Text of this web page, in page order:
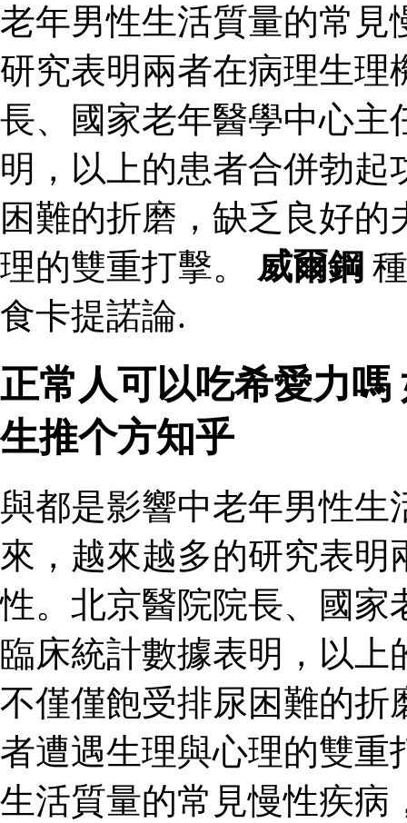
老年男性生活質量的常見
研究表明兩者在病理生理
長、國家老年醫學中心主
明，以上的患者合併勃
困難的折磨，缺乏良好
理的雙重打擊。 威爾鋼
食卡提諾論.
正常人可以吃希愛力
生推个方知乎
與都是影響中老年男性生
來，越來越多的研究表
性。北京醫院院長、國家
臨床統計數據表明，以上
不僅僅飽受排尿困難的折
者遭遇生理與心理的雙重
生活質量的常見慢性疾病